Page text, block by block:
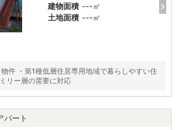
建物面積 ---㎡
土地面積 ---㎡
件 ・第1種低層住居専用地域で暮らしやすい住
リー層の需要に対応
パート